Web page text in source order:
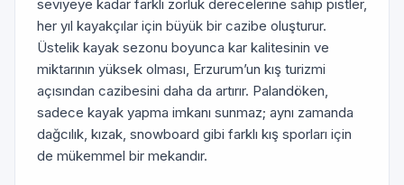
seviyeye kadar farklı zorluk derecelerine sahip pistler,
her yıl kayakçılar için büyük bir cazibe oluşturur.
Üstelik kayak sezonu boyunca kar kalitesinin ve
miktarının yüksek olması, Erzurum’un kış turizmi
açısından cazibesini daha da artırır. Palandöken,
sadece kayak yapma imkanı sunmaz; aynı zamanda
dağcılık, kızak, snowboard gibi farklı kış sporları için
de mükemmel bir mekandır.